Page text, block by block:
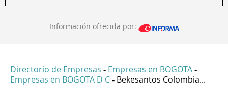
Información ofrecida por:
Directorio de Empresas - Empresas en BOGOTA -
Empresas en BOGOTA D C - Bekesantos Colombia...